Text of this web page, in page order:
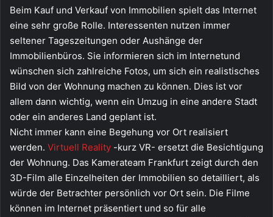
Beim Kauf und Verkauf von Immobilien spielt das Internet
eine sehr große Rolle. Interessenten nutzen immer
seltener Tageszeitungen oder Aushänge der
Immobilienbüros. Sie informieren sich im Internetund
wünschen sich zahlreiche Fotos, um sich ein realistisches
Bild von der Wohnung machen zu können. Dies ist vor
allem dann wichtig, wenn ein Umzug in eine andere Stadt
oder ein anderes Land geplant ist.
Nicht immer kann eine Begehung vor Ort realisiert
werden. Virtuell Reality -kurz VR- ersetzt die Besichtigung
der Wohnung. Das Kamerateam Frankfurt zeigt durch den
3D-Film alle Einzelheiten der Immobilien so detailliert, als
würde der Betrachter persönlich vor Ort sein. Die Filme
können im Internet präsentiert und so für alle